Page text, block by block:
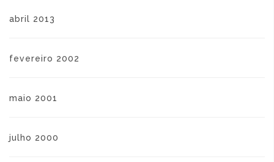
abril 2013
fevereiro 2002
maio 2001
julho 2000